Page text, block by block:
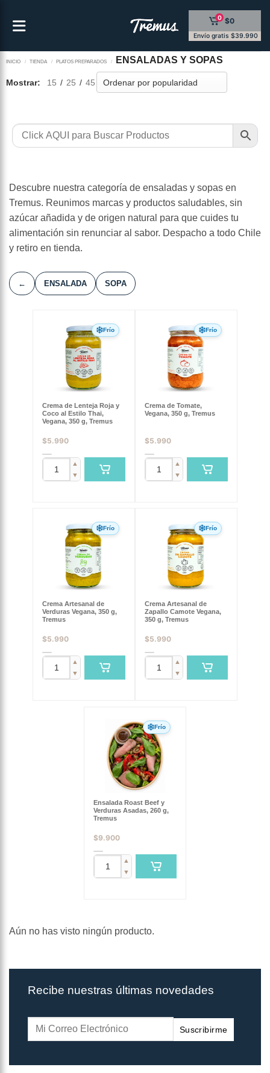
0 $0
Envío gratis $39.990
INICIO / TIENDA / PLATOS PREPARADOS / ENSALADAS Y SOPAS
Mostrar: 15 / 25 / 45
Descubre nuestra categoría de ensaladas y sopas en
Tremus. Reunimos marcas y productos saludables, sin
azúcar añadida y de origen natural para que cuides tu
alimentación sin renunciar al sabor. Despacho a todo Chile
y retiro en tienda.
← ENSALADA SOPA
Frío
Crema de Lenteja Roja y
Coco al Estilo Thai,
Vegana, 350 g, Tremus
$5.990
▲
▼
Frío
Crema de Tomate,
Vegana, 350 g, Tremus
$5.990
▲
▼
Frío
Crema Artesanal de
Verduras Vegana, 350 g,
Tremus
$5.990
▲
▼
Frío
Crema Artesanal de
Zapallo Camote Vegana,
350 g, Tremus
$5.990
▲
▼
Frío
Ensalada Roast Beef y
Verduras Asadas, 260 g,
Tremus
$9.900
▲
▼
Aún no has visto ningún producto.
Recibe nuestras últimas novedades
Suscribirme